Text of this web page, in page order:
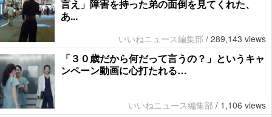
言え」障害を持った弟の面倒を見てくれた、
あ...
いいねニュース編集部 / 289,143 views
「３０歳だから何だって言うの？」というキャ
ンペーン動画に心打たれる…
いいねニュース編集部 / 1,106 views